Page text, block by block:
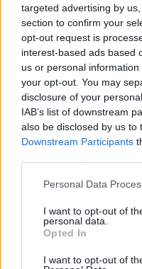
targeted advertising by
section to confirm your
opt-out request is
interest-based ads based
us or personal
your opt-out. You may
disclosure of your
IAB’s list of downstream
also be disclosed by us to
Downstream Participants
Please note that this
not limited to your visit or
grant or deny consent to
use your data for below
consent section.
Personal Data
I want to opt-out of
personal data.
Opted In
I want to opt-out of
Σχόλια
Σε πορτοκαλί
για φωτιές η χώρα
Δευτέρα: Στα 9
άνεμοι – Πάνω από
πυρκαγιές σε 10